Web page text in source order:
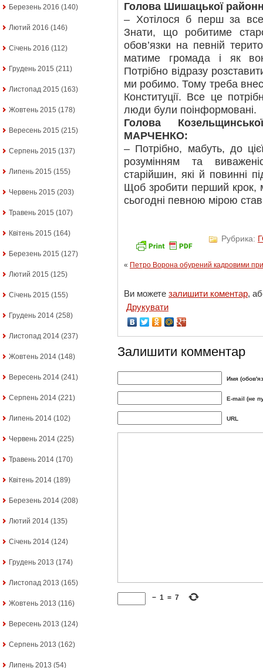
Березень 2016 (140)
Лютий 2016 (146)
Січень 2016 (112)
Грудень 2015 (211)
Листопад 2015 (163)
Жовтень 2015 (178)
Вересень 2015 (215)
Серпень 2015 (137)
Липень 2015 (155)
Червень 2015 (203)
Травень 2015 (107)
Квітень 2015 (164)
Березень 2015 (127)
Лютий 2015 (125)
Січень 2015 (155)
Грудень 2014 (258)
Листопад 2014 (237)
Жовтень 2014 (148)
Вересень 2014 (241)
Серпень 2014 (221)
Липень 2014 (102)
Червень 2014 (225)
Травень 2014 (170)
Квітень 2014 (189)
Березень 2014 (208)
Лютий 2014 (135)
Січень 2014 (124)
Грудень 2013 (174)
Листопад 2013 (165)
Жовтень 2013 (116)
Вересень 2013 (124)
Серпень 2013 (162)
Липень 2013 (54)
Голова Шишацької
– Хотілося б перш за все
Знати, що робитиме
обов’язки на певній
матиме громада і як
Потрібно відразу
ми робимо. Тому треба
Конституції. Все це
люди були поінформовані.
Голова
МАРЧЕНКО:
– Потрібно, мабуть, до
розумінням та
старійшин, які й повинні
Щоб зробити перший крок,
сьогодні певною мірою
Рубрика:
« Петро Ворона обурений кадровими
Ви можете залишити коментар,
Друкувати
Залишити комментар
Имя
E-mail (не
URL
− 1 = 7